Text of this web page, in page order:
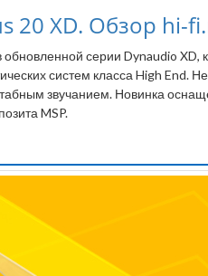
20 XD. Обзор hi-
серии Dynaudio XD,
систем класса High End.
звучанием. Новинка
MSP.